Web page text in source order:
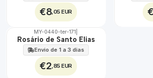
€8,05 EUR
🇵🇹
100%
MY-0440-ter-171
Rosário de Santo Elias
Envio de 1 a 3 dias
€2 ,85 EUR